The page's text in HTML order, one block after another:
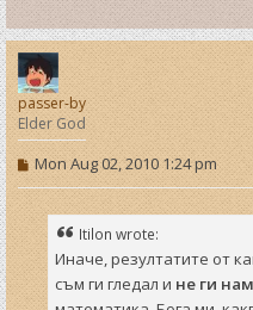
passer-by
Elder God
P
o
s
t
Mon Aug 02, 2010 1:24 pm
Itilon wrote:
Иначе, резултатите от
съм ги гледал и не ги